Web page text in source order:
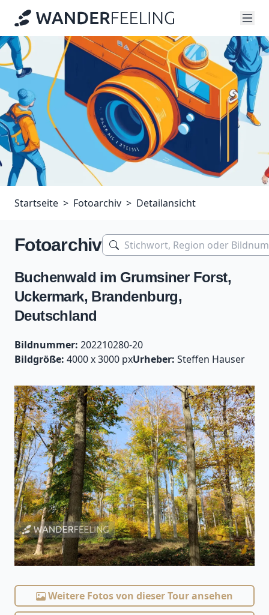
Startseite Fotoarchiv Detailansicht
Fotoarchiv
Buchenwald im Grumsiner Forst,
Uckermark, Brandenburg,
Deutschland
Bildnummer: 202210280-20
Bildgröße: 4000 x 3000 pxUrheber: Steffen Hauser
Weitere Fotos von dieser Tour ansehen